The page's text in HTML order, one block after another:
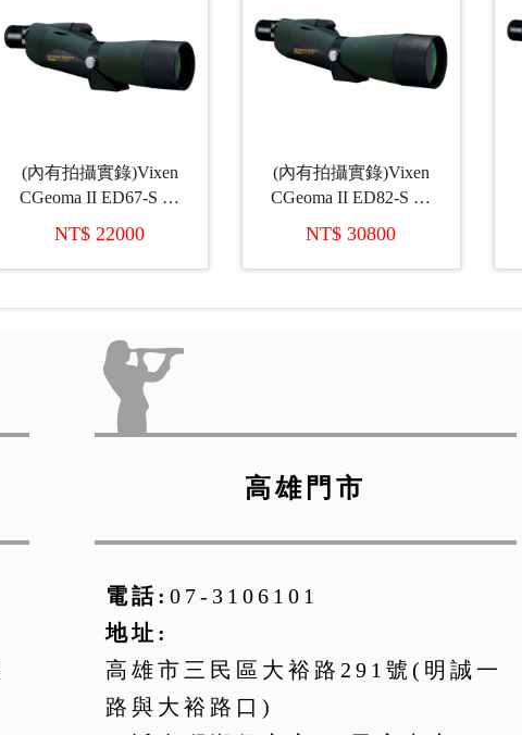
(內有拍攝實錄)Vixen
CGeoma II ED67-S 直
角單筒望遠鏡
+GLH20D超廣角目鏡
(日本製造)
NT$ 22000
(內有拍攝實錄)Vixen
CGeoma II ED82-S 直
角單筒望遠鏡
+GLH20D超廣角目鏡
(日本製造)
NT$ 30800
高雄門市
電話: 07-3106101
地址:
高雄市三民區大裕路291號(明誠一
路與大裕路口)